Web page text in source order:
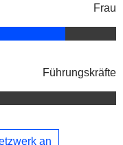
Frau
Führungskräfte
an